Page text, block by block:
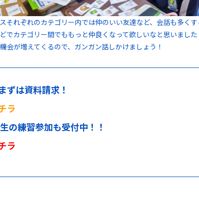
それぞれのカテゴリー内では仲のいい友達など、会話も多く
でカテゴリー間でももっと仲良くなって欲しいなと思いました
会が増えてくるので、ガンガン話しかけましょう！
ずは資料請求！
ラ
の練習参加も受付中！！
ラ